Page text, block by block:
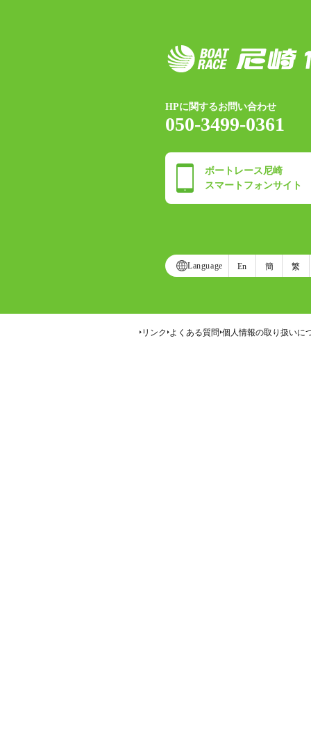
HPに関するお問い合わせ
050-3499-0361
ボートレース尼崎
スマートフォンサイト
Language En 簡 繁
リンク よくある質問 個人情報の取り扱いに